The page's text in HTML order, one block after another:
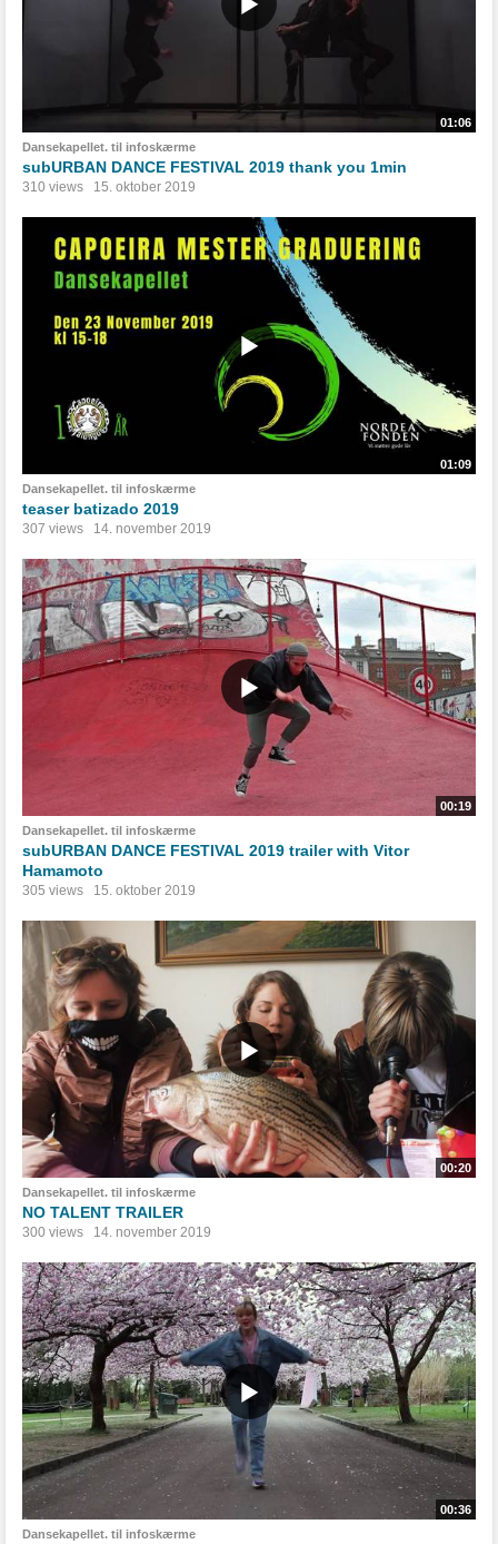
01:06
Dansekapellet. til infoskærme
subURBAN DANCE FESTIVAL 2019 thank you 1min
310 views 15. oktober 2019
01:09
Dansekapellet. til infoskærme
teaser batizado 2019
307 views 14. november 2019
00:19
Dansekapellet. til infoskærme
subURBAN DANCE FESTIVAL 2019 trailer with Vitor
Hamamoto
305 views 15. oktober 2019
00:20
Dansekapellet. til infoskærme
NO TALENT TRAILER
300 views 14. november 2019
00:36
Dansekapellet. til infoskærme